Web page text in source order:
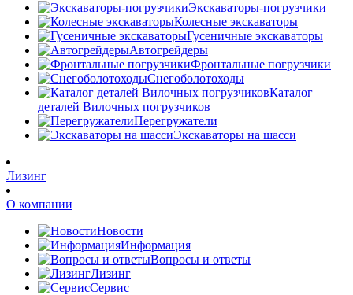
Экскаваторы-погрузчики
Колесные экскаваторы
Гусеничные экскаваторы
Автогрейдеры
Фронтальные погрузчики
Снегоболотоходы
Каталог
деталей Вилочных погрузчиков
Перегружатели
Экскаваторы на шасси
Лизинг
О компании
Новости
Информация
Вопросы и ответы
Лизинг
Сервис